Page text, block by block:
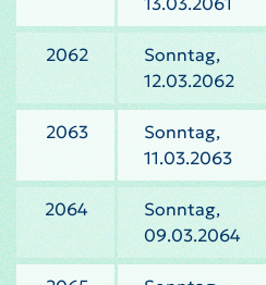
2062
Sonntag,
12.03.2062
2063
Sonntag,
11.03.2063
2064
Sonntag,
09.03.2064